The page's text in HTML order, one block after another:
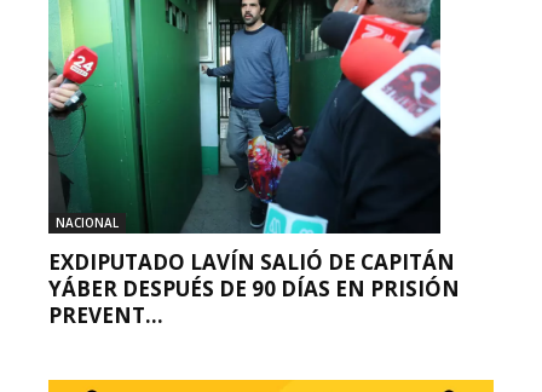
NACIONAL
EXDIPUTADO LAVÍN SALIÓ DE CAPITÁN
YÁBER DESPUÉS DE 90 DÍAS EN PRISIÓN
PREVENT...